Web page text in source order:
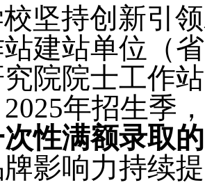
坚持创新引
建站单位（
院院士工作
年招生季，
性满额录取
影响力持续